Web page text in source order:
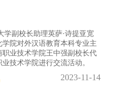
学副校长助理英萨·诗提亚宽
院对外汉语教育本科专业主
业技术学院王中强副校长代
技术学院进行交流活动。
2023-11-14